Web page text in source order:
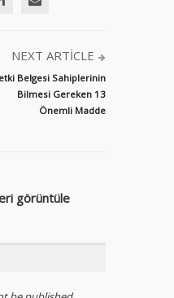
NEXT ARTICLE
Belgesi Sahiplerinin
Bilmesi Gereken 13
Önemli Madde
görüntüle